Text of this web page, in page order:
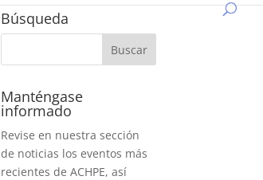
Búsqueda
Manténgase
informado
Revise en nuestra sección
de noticias los eventos más
recientes de ACHPE, así